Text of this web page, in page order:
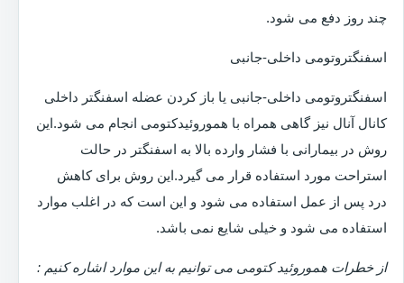
چند روز دفع می شود.
اسفنگتروتومی داخلی-جانبی
اسفنگتروتومی داخلی-جانبی یا باز کردن عضله اسفنگتر داخلی
کانال آنال نیز گاهی همراه با هموروئیدکتومی انجام می شود.این
روش در بیمارانی با فشار وارده بالا به اسفنگتر در حالت
استراحت مورد استفاده قرار می گیرد.این روش برای کاهش
درد پس از عمل استفاده می شود و این است که در اغلب موارد
استفاده می شود و خیلی شایع نمی باشد.
از خطرات هموروئید کتومی می توانیم به این موارد اشاره کنیم :